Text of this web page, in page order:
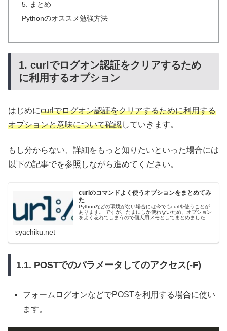
5. まとめ
Pythonのオススメ勉強方法
1. curlでログオン認証をクリアするため
に利用するオプション
はじめにcurlでログオン認証をクリアするために利用する
オプションと意味について確認していきます。
もし分からない、詳細をもっと知りたいといった場合には
以下の記事でを参照しながら進めてください。
curlのコマンドよく使うオプションをまとめてみ
た
Pythonなどの環境がない場合には今でもcurlを使うことが
あります。 ですが、たまにしか使わないため、オプション
をよく忘れてしまうので個人用メモとしてまとめました。
syachiku.net
1.1. POSTでのパラメータしてのアクセス(-F)
フォームログオンなどでPOSTを利用する場合に使い
ます。